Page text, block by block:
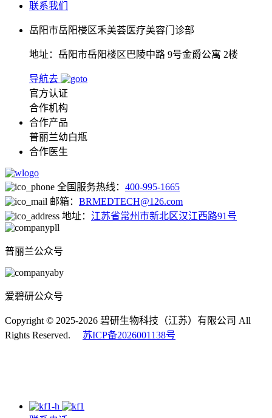
联系我们
岳阳市岳阳楼区禾美荟医疗美容门诊部
地址：岳阳市岳阳楼区巴陵中路 9号金爵公寓 2楼
导航去
官方认证
合作机构
合作产品
普丽兰幼白瓶
合作医生
全国服务热线： 400-995-1665
邮箱： BRMEDTECH@126.com
地址： 江苏省常州市新北区汉江西路91号
普丽兰公众号
爱碧研公众号
Copyright © 2025-2026 碧研生物科技（江苏）有限公司 All
Rights Reserved. 苏ICP备2026001138号